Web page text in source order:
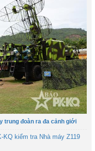
trung đoàn ra đa cảnh giới
KQ kiểm tra Nhà máy Z119